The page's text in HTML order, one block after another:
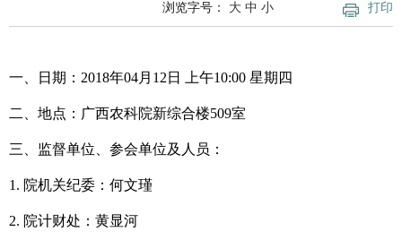
打印
浏览字号： 大 中 小
一、日期：2018年04月12日 上午10:00 星期四
二、地点：广西农科院新综合楼509室
三、监督单位、参会单位及人员：
1. 院机关纪委：何文瑾
2. 院计财处：黄显河